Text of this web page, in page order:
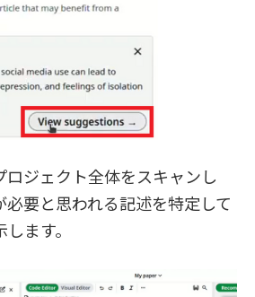
ジェクト全体をスキャンし
必要と思われる記述を特定して
ます。